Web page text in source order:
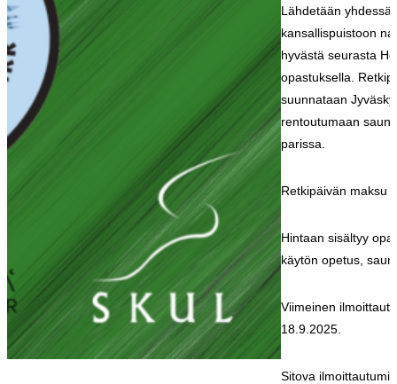
Lähdetään yhdessä
kansallispuistoon
hyvästä seurasta
opastuksella.
suunnataan
rentoutumaan
parissa.
Retkipäivän maksu
Hintaan sisältyy
käytön opetus,
Viimeinen
18.9.2025.
Sitova